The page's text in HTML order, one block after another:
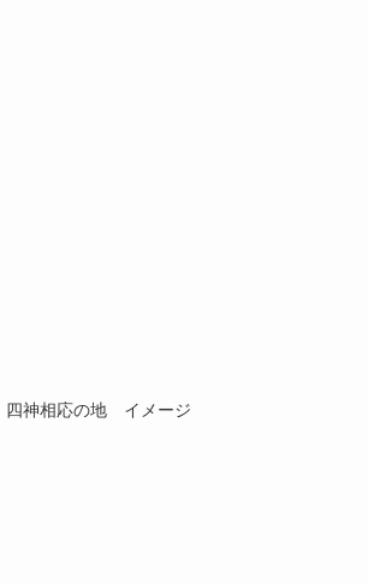
四神相応の地 イメージ